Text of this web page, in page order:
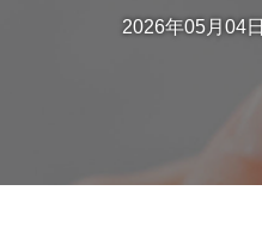
2026年05月04日